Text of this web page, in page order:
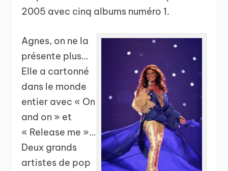
2005 avec cinq albums numéro 1.
Agnes, on ne la
présente plus…
Elle a cartonné
dans le monde
entier avec « On
and on » et
« Release me »…
Deux grands
artistes de pop